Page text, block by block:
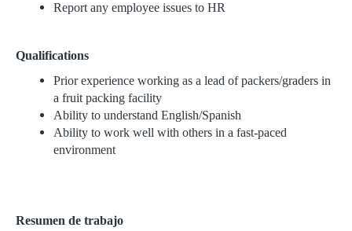
Report any employee issues to HR
Qualifications
Prior experience working as a lead of packers/graders in
a fruit packing facility
Ability to understand English/Spanish
Ability to work well with others in a fast-paced
environment
Resumen de trabajo